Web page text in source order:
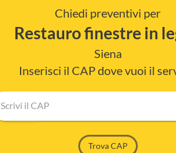
Chiedi preventivi per
restauro finestre in
Siena
Inserisci il CAP dove vuoi il
Scrivi il CAP
Trova CAP